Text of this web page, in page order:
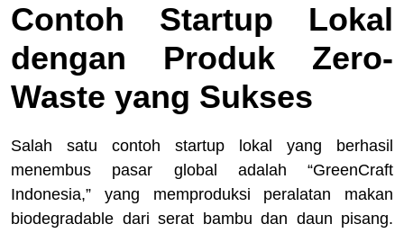
Contoh Startup Lokal
dengan Produk Zero-
Waste yang Sukses
Salah satu contoh startup lokal yang berhasil
menembus pasar global adalah “GreenCraft
Indonesia,” yang memproduksi peralatan makan
biodegradable dari serat bambu dan daun pisang.